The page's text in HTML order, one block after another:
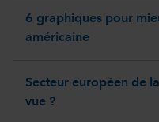
6 graphiques pour
américaine
Secteur européen de
vue ?